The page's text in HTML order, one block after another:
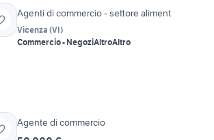
Agenti di commercio - settore aliment
Vicenza (VI)
Commercio - NegoziAltroAltro
Agente di commercio